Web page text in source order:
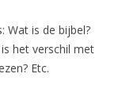
Wat is de bijbel?
het verschil met
Etc.